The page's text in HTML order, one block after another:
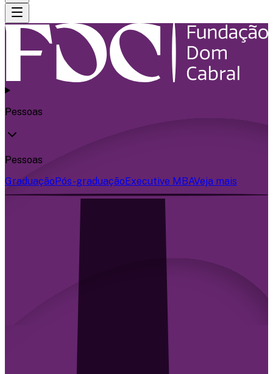
Pessoas
Pessoas
GraduaçãoPós-graduaçãoExecutive MBAVeja mais